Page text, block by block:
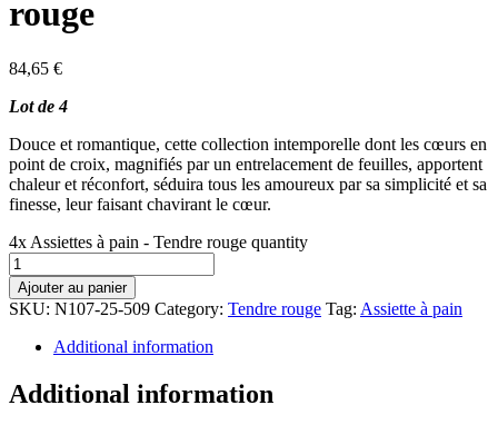
rouge
84,65 €
Lot de 4
Douce et romantique, cette collection intemporelle dont les cœurs en
point de croix, magnifiés par un entrelacement de feuilles, apportent
chaleur et réconfort, séduira tous les amoureux par sa simplicité et sa
finesse, leur faisant chavirant le cœur.
4x Assiettes à pain - Tendre rouge quantity
Ajouter au panier
SKU: N107-25-509 Category: Tendre rouge Tag: Assiette à pain
Additional information
Additional information